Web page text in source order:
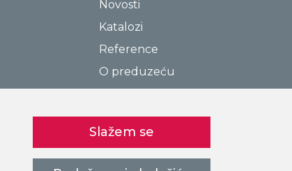
Novosti
Katalozi
Reference
O preduzeću
Pravila o privatnosti
Kolačići
Slažem se